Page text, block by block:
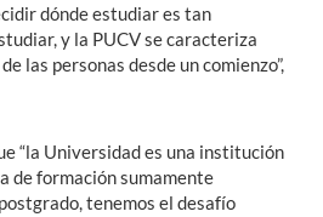
dónde estudiar es tan
y la PUCV se caracteriza
las personas desde un comienzo”,
“la Universidad es una institución
de formación sumamente
tenemos el desafío